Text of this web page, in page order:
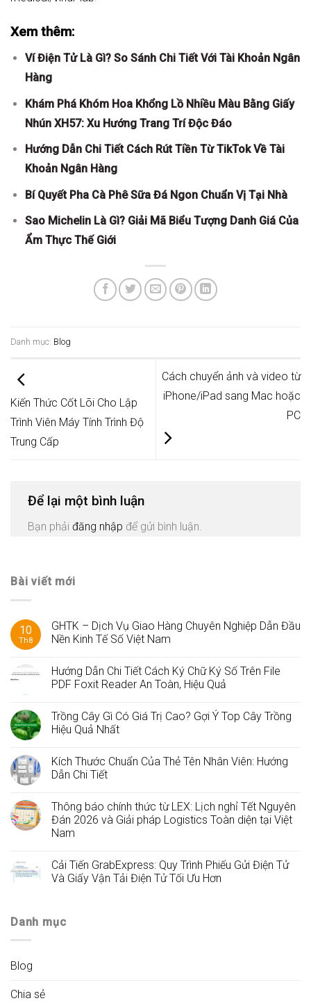
Xem thêm:
Ví Điện Tử Là Gì? So Sánh Chi Tiết Với Tài Khoản Ngân
Hàng
Khám Phá Khóm Hoa Khổng Lồ Nhiều Màu Bằng Giấy
Nhún XH57: Xu Hướng Trang Trí Độc Đáo
Hướng Dẫn Chi Tiết Cách Rút Tiền Từ TikTok Về Tài
Khoản Ngân Hàng
Bí Quyết Pha Cà Phê Sữa Đá Ngon Chuẩn Vị Tại Nhà
Sao Michelin Là Gì? Giải Mã Biểu Tượng Danh Giá Của
Ẩm Thực Thế Giới
Danh mục: Blog
Kiến Thức Cốt Lõi Cho Lập
Trình Viên Máy Tính Trình Độ
Trung Cấp
Cách chuyển ảnh và video từ
iPhone/iPad sang Mac hoặc
PC
Để lại một bình luận
Bạn phải đăng nhập để gửi bình luận.
Bài viết mới
10
Th8
GHTK – Dịch Vụ Giao Hàng Chuyên Nghiệp Dẫn Đầu
Nền Kinh Tế Số Việt Nam
Hướng Dẫn Chi Tiết Cách Ký Chữ Ký Số Trên File
PDF Foxit Reader An Toàn, Hiệu Quả
Trồng Cây Gì Có Giá Trị Cao? Gợi Ý Top Cây Trồng
Hiệu Quả Nhất
Kích Thước Chuẩn Của Thẻ Tên Nhân Viên: Hướng
Dẫn Chi Tiết
Thông báo chính thức từ LEX: Lịch nghỉ Tết Nguyên
Đán 2026 và Giải pháp Logistics Toàn diện tại Việt
Nam
Cải Tiến GrabExpress: Quy Trình Phiếu Gửi Điện Tử
Và Giấy Vận Tải Điện Tử Tối Ưu Hơn
Danh mục
Blog
Chia sẻ